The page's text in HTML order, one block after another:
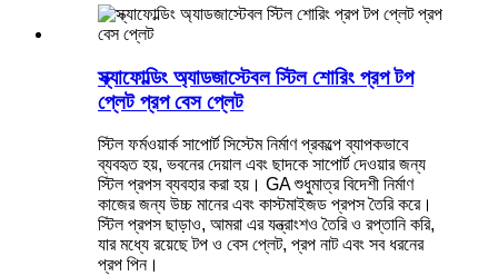
স্ক্যাফোল্ডিং অ্যাডজাস্টেবল স্টিল শোরিং প্রপ টপ
প্লেট প্রপ বেস প্লেট
স্টিল ফর্মওয়ার্ক সাপোর্ট সিস্টেম নির্মাণ প্রকল্পে ব্যাপকভাবে
ব্যবহৃত হয়, ভবনের দেয়াল এবং ছাদকে সাপোর্ট দেওয়ার জন্য
স্টিল প্রপস ব্যবহার করা হয়। GA শুধুমাত্র বিদেশী নির্মাণ
কাজের জন্য উচ্চ মানের এবং কাস্টমাইজড প্রপস তৈরি করে।
স্টিল প্রপস ছাড়াও, আমরা এর যন্ত্রাংশও তৈরি ও রপ্তানি করি,
যার মধ্যে রয়েছে টপ ও বেস প্লেট, প্রপ নাট এবং সব ধরনের
প্রপ পিন।